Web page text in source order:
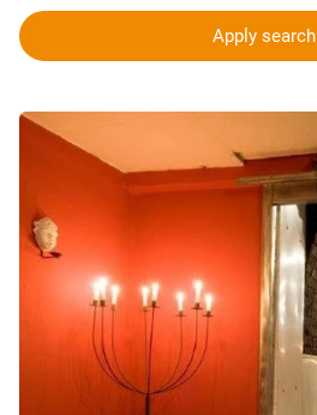
Apply search
Weingut Setzer